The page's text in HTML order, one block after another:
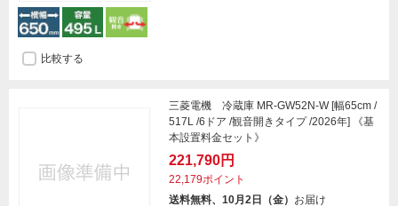
比較する
三菱電機 冷蔵庫 MR-GW52N-W [幅65cm /
517L /6ドア /観音開きタイプ /2026年] 《基
本設置料金セット》
221,790円
22,179ポイント
送料無料、10月2日（金） お届け